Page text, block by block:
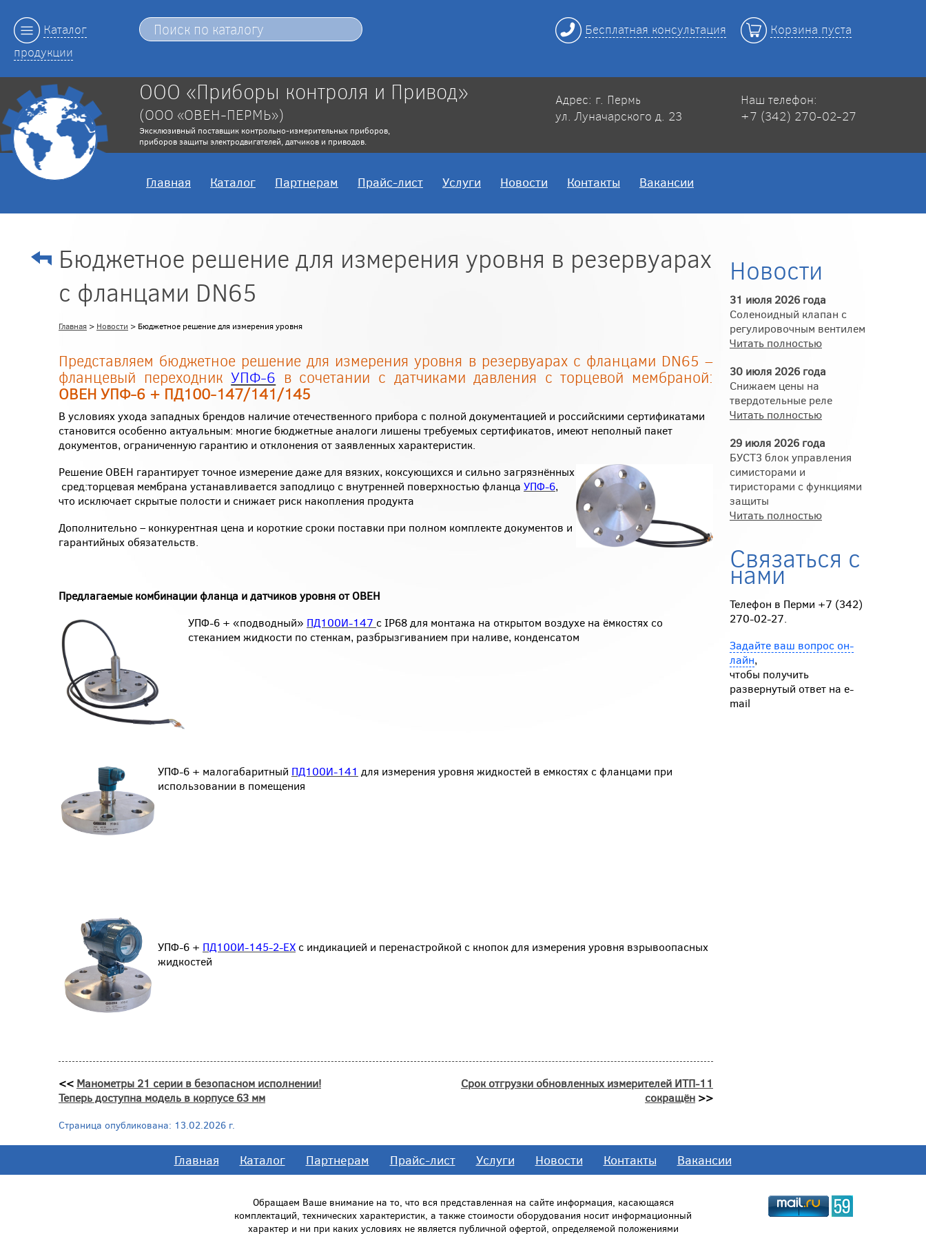
Каталог
продукции
Бесплатная консультация Корзина пуста
ООО «Приборы контроля и Привод»
(ООО «ОВЕН-ПЕРМЬ»)
Эксклюзивный поставщик контрольно-измерительных приборов,
приборов защиты электродвигателей, датчиков и приводов.
Адрес: г. Пермь
ул. Луначарского д. 23
Наш телефон:
+7 (342) 270-02-27
Главная Каталог Партнерам Прайс-лист Услуги Новости Контакты Вакансии
Бюджетное решение для измерения уровня в резервуарах
с фланцами DN65
Главная > Новости > Бюджетное решение для измерения уровня
Представляем бюджетное решение для измерения уровня в резервуарах с фланцами DN65 –
фланцевый переходникУПФ-6 в сочетании с датчиками давления с торцевой мембраной:
ОВЕН УПФ-6 + ПД100-147/141/145
В условиях ухода западных брендов наличие отечественного прибора с полной документацией и российскими сертификатами
становится особенно актуальным: многие бюджетные аналоги лишены требуемых сертификатов, имеют неполный пакет
документов, ограниченную гарантию и отклонения от заявленных характеристик.
Решение ОВЕН гарантирует точное измерение даже для вязких, коксующихся и сильно загрязнённых
сред:торцевая мембрана устанавливается заподлицо с внутренней поверхностью фланца УПФ-6,
что исключает скрытые полости и снижает риск накопления продукта
Дополнительно – конкурентная цена и короткие сроки поставки при полном комплекте документов и
гарантийных обязательств.
Предлагаемые комбинации фланца и датчиков уровня от ОВЕН
УПФ-6 + «подводный» ПД100И-147 с IP68 для монтажа на открытом воздухе на ёмкостях со
стеканием жидкости по стенкам, разбрызгиванием при наливе, конденсатом
УПФ-6 + малогабаритный ПД100И-141 для измерения уровня жидкостей в емкостях с фланцами при
использовании в помещения
УПФ-6 + ПД100И-145-2-EX с индикацией и перенастройкой с кнопок для измерения уровня взрывоопасных
жидкостей
<< Манометры 21 серии в безопасном исполнении!
Теперь доступна модель в корпусе 63 мм
Срок отгрузки обновленных измерителей ИТП-11
сокращён >>
Страница опубликована: 13.02.2026 г.
Новости
31 июля 2026 года
Соленоидный клапан с
регулировочным вентилем
Читать полностью
30 июля 2026 года
Снижаем цены на
твердотельные реле
Читать полностью
29 июля 2026 года
БУСТ3 блок управления
симисторами и
тиристорами с функциями
защиты
Читать полностью
Связаться с
нами
Телефон в Перми +7 (342)
270-02-27.
Задайте ваш вопрос он-
лайн,
чтобы получить
развернутый ответ на e-
mail
Главная Каталог Партнерам Прайс-лист Услуги Новости Контакты Вакансии
Обращаем Ваше внимание на то, что вся представленная на сайте информация, касающаяся
комплектаций, технических характеристик, а также стоимости оборудования носит информационный
характер и ни при каких условиях не является публичной офертой, определяемой положениями